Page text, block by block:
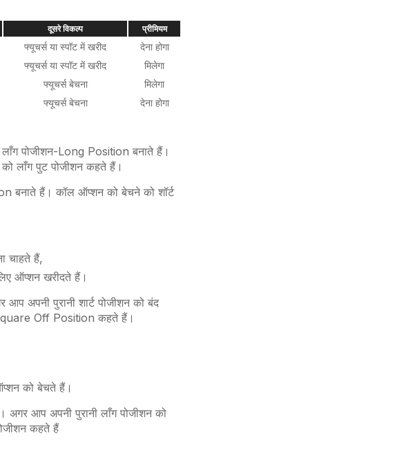
दूसरे विकल्प प्रीमियम
फ्यूचर्स या स्पॉट में खरीद
देना होगा
फ्यूचर्स या स्पॉट में खरीद
मिलेगा
फ्यूचर्स बेचना
मिलेगा
फ्यूचर्स बेचना देना होगा
लाँगपोजीशन-Long Position बनाते हैं।
लाँग पुटपोजीशन कहते हैं।
बनाते हैं। कॉल ऑप्शन को बेचने को शॉर्ट
चाहते हैं,
ऑप्शन खरीदते हैं।
अपनी पुरानी शार्ट पोजीशन को बंद
Off Position कहते हैं।
को बेचते हैं।
अगर आप अपनी पुरानी लाँग पोजीशन को
कहते हैं